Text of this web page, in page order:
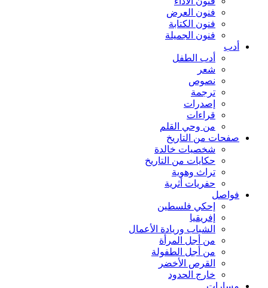
فنون العرض
فنون الكتابة
فنون الجميلة
أدب
أدب الطفل
شعر
نصوص
ترجمة
إصدرات
قراءات
من وحي القلم
صفحات من التاريخ
شخصيات خالدة
حكايات من التاريخ
تراث وهوية
حفريات أثرية
فواصل
إحكي فلسطين
إفريقيا
الشباب وريادة الأعمال
من أجل المرأة
من أجل الطفولة
القرص الأخضر
خارج الحدود
مسارات